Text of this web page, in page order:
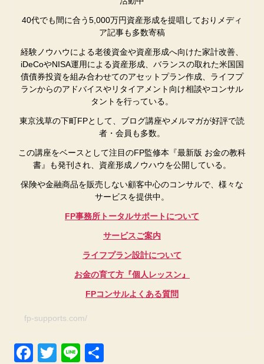
40代でも間に合う5,000万円資産形成を提唱しておりメディ
ア記事も多数寄稿
経験ノウハウによる老後資金や資産形成へ向けた家計改善、
iDeCoやNISA運用による資産形成、バランスの取れた米国国
債債券投資を組み合わせてのアセットプラン作成、ライフプ
ランからのアドバイスやリタイアメント向け相談やコンサル
タントを行っている。
東京浅草の下町FPとして、ブログ講座やメルマガが好評で読
者・会員も多数。
この講座をベースとして注目のFP監修本『最新版 お金の教科
書』も発刊され、資産形成ノウハウを公開している。
保険や金融商品を販売しない顧客中心のコンサルで、様々な
サービスを提供中。
FP事務所トータルサポートについて
サービスご案内
ライフプラン設計について
お金の育て方『個人レッスン』
FPコンサルよくある質問
fp-supports.com/
F
T
Li